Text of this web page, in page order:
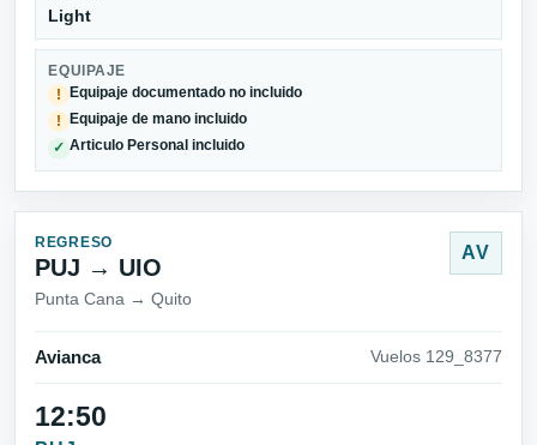
Light
EQUIPAJE
!
Equipaje documentado no incluido
! Equipaje de mano incluido
✓ Articulo Personal incluido
REGRESO
PUJ → UIO
Punta Cana → Quito
AV
Avianca Vuelos 129_8377
12:50